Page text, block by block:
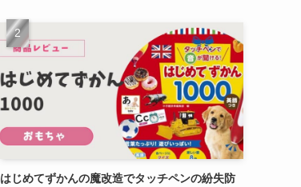
はじめてずかんの魔改造でタッチペンの紛失防